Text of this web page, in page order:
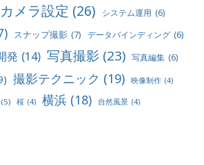
カメラ設定 (26) システム運用 (6)
スナップ撮影 (7) データバインディング (6)
発 (14) 写真撮影 (23) 写真編集 (6)
撮影テクニック (19) 映像制作 (4)
(5) 桜 (4) 横浜 (18) 自然風景 (4)